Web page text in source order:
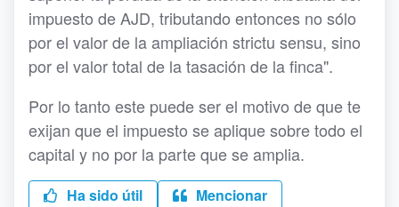
impuesto de AJD, tributando entonces no sólo
por el valor de la ampliación strictu sensu, sino
por el valor total de la tasación de la finca".
Por lo tanto este puede ser el motivo de que te
exijan que el impuesto se aplique sobre todo el
capital y no por la parte que se amplia.
Ha sido útil Mencionar